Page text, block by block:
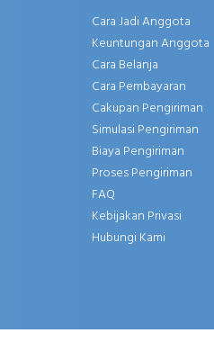
Cara Jadi Anggota
Keuntungan Anggota
Cara Belanja
Cara Pembayaran
Cakupan Pengiriman
Simulasi Pengiriman
Biaya Pengiriman
Proses Pengiriman
FAQ
Kebijakan Privasi
Hubungi Kami